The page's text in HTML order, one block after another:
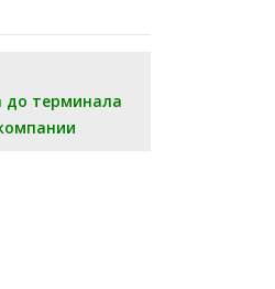
до терминала